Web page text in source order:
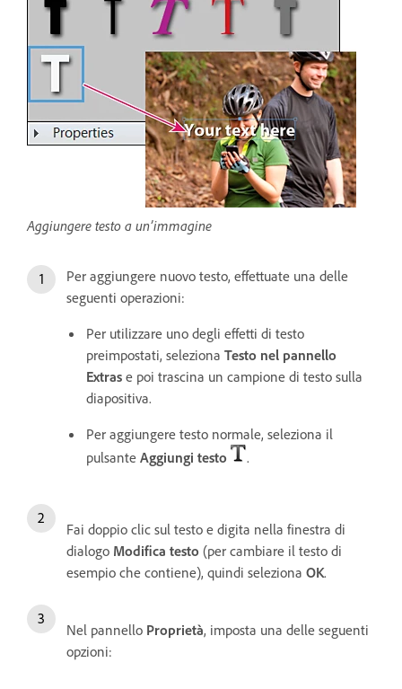
Aggiungere testo a un’immagine
Per aggiungere nuovo testo, effettuate una delle
seguenti operazioni:
Per utilizzare uno degli effetti di testo
preimpostati, seleziona Testo nel pannello
Extras e poi trascina un campione di testo sulla
diapositiva.
Per aggiungere testo normale, seleziona il
pulsante Aggiungi testo .
Fai doppio clic sul testo e digita nella finestra di
dialogo Modifica testo (per cambiare il testo di
esempio che contiene), quindi seleziona OK.
Nel pannello Proprietà, imposta una delle seguenti
opzioni: